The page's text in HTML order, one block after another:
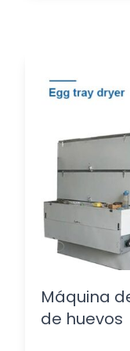
Máquina
de huevos